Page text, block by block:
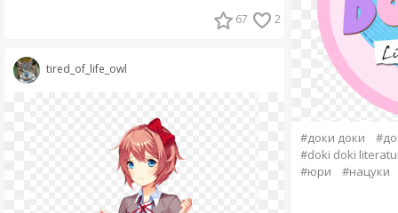
67 2
tired_of_life_owl
#доки доки
#doki doki
#юри
#нацуки